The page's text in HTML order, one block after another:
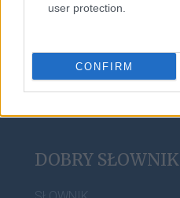
user protection.
CONFIRM
DOBRY SŁOWNIK